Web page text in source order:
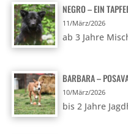
NEGRO – EIN
11/März/2026
ab 3 Jahre
BARBARA –
10/März/2026
bis 2 Jahre